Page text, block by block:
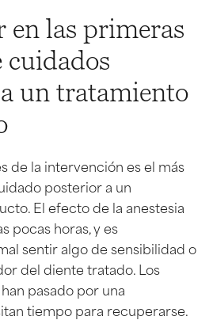
en las primeras
cuidados
un tratamiento
de la intervención es el más
posterior a un
El efecto de la anestesia
pocas horas, y es
sentir algo de sensibilidad o
del diente tratado. Los
pasado por una
tiempo para recuperarse.